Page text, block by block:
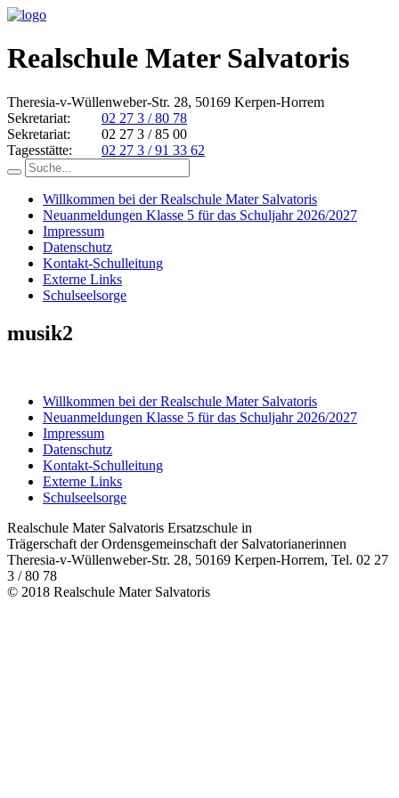
Realschule Mater Salvatoris
Theresia-v-Wüllenweber-Str. 28, 50169 Kerpen-Horrem
Sekretariat:
02 27 3 / 80 78
Sekretariat:
02 27 3 / 85 00
Tagesstätte:
02 27 3 / 91 33 62
Willkommen bei der Realschule Mater Salvatoris
Neuanmeldungen Klasse 5 für das Schuljahr 2026/2027
Impressum
Datenschutz
Kontakt-Schulleitung
Externe Links
Schulseelsorge
musik2
Willkommen bei der Realschule Mater Salvatoris
Neuanmeldungen Klasse 5 für das Schuljahr 2026/2027
Impressum
Datenschutz
Kontakt-Schulleitung
Externe Links
Schulseelsorge
Realschule Mater Salvatoris Ersatzschule in
Trägerschaft der Ordensgemeinschaft der Salvatorianerinnen
Theresia-v-Wüllenweber-Str. 28, 50169 Kerpen-Horrem, Tel. 02 27
3 / 80 78
© 2018 Realschule Mater Salvatoris